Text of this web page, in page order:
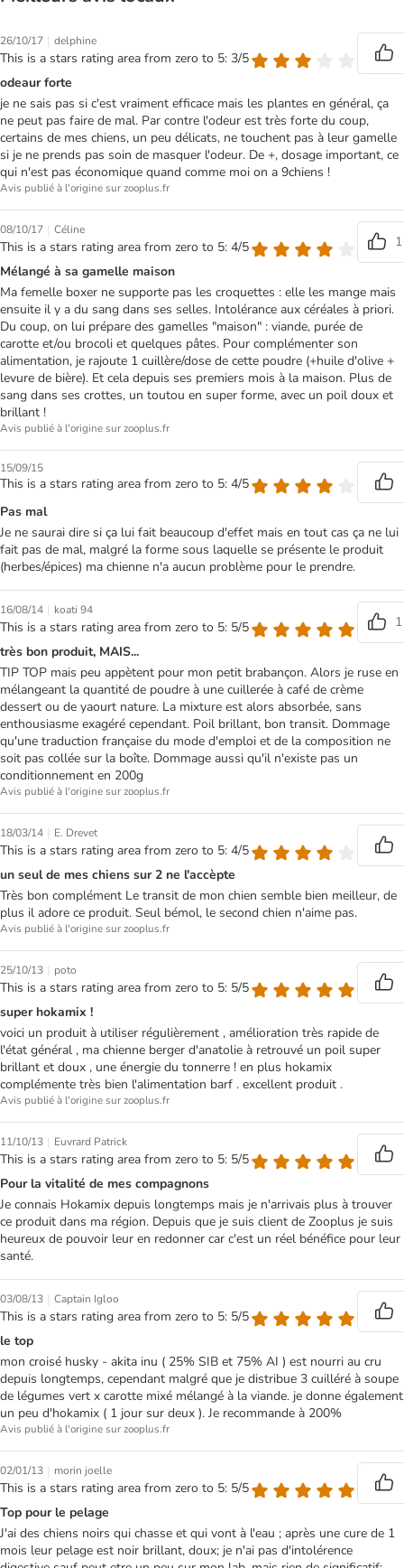
26/10/17 | delphine
This is a stars rating area from zero to 5: 3/5
odeaur forte
je ne sais pas si c'est vraiment efficace mais les plantes en général, ça
ne peut pas faire de mal. Par contre l'odeur est très forte du coup,
certains de mes chiens, un peu délicats, ne touchent pas à leur gamelle
si je ne prends pas soin de masquer l'odeur. De +, dosage important, ce
qui n'est pas économique quand comme moi on a 9chiens !
Avis publié à l'origine sur zooplus.fr
08/10/17 | Céline
This is a stars rating area from zero to 5: 4/5
1
Mélangé à sa gamelle maison
Ma femelle boxer ne supporte pas les croquettes : elle les mange mais
ensuite il y a du sang dans ses selles. Intolérance aux céréales à priori.
Du coup, on lui prépare des gamelles "maison" : viande, purée de
carotte et/ou brocoli et quelques pâtes. Pour complémenter son
alimentation, je rajoute 1 cuillère/dose de cette poudre (+huile d'olive +
levure de bière). Et cela depuis ses premiers mois à la maison. Plus de
sang dans ses crottes, un toutou en super forme, avec un poil doux et
brillant !
Avis publié à l'origine sur zooplus.fr
15/09/15
This is a stars rating area from zero to 5: 4/5
Pas mal
Je ne saurai dire si ça lui fait beaucoup d'effet mais en tout cas ça ne lui
fait pas de mal, malgré la forme sous laquelle se présente le produit
(herbes/épices) ma chienne n'a aucun problème pour le prendre.
16/08/14 | koati 94
This is a stars rating area from zero to 5: 5/5
1
très bon produit, MAIS...
TIP TOP mais peu appètent pour mon petit brabançon. Alors je ruse en
mélangeant la quantité de poudre à une cuillerée à café de crème
dessert ou de yaourt nature. La mixture est alors absorbée, sans
enthousiasme exagéré cependant. Poil brillant, bon transit. Dommage
qu'une traduction française du mode d'emploi et de la composition ne
soit pas collée sur la boîte. Dommage aussi qu'il n'existe pas un
conditionnement en 200g
Avis publié à l'origine sur zooplus.fr
18/03/14 | E. Drevet
This is a stars rating area from zero to 5: 4/5
un seul de mes chiens sur 2 ne l'accèpte
Très bon complément Le transit de mon chien semble bien meilleur, de
plus il adore ce produit. Seul bémol, le second chien n'aime pas.
Avis publié à l'origine sur zooplus.fr
25/10/13 | poto
This is a stars rating area from zero to 5: 5/5
super hokamix !
voici un produit à utiliser régulièrement , amélioration très rapide de
l'état général , ma chienne berger d'anatolie à retrouvé un poil super
brillant et doux , une énergie du tonnerre ! en plus hokamix
complémente très bien l'alimentation barf . excellent produit .
Avis publié à l'origine sur zooplus.fr
11/10/13 | Euvrard Patrick
This is a stars rating area from zero to 5: 5/5
Pour la vitalité de mes compagnons
Je connais Hokamix depuis longtemps mais je n'arrivais plus à trouver
ce produit dans ma région. Depuis que je suis client de Zooplus je suis
heureux de pouvoir leur en redonner car c'est un réel bénéfice pour leur
santé.
03/08/13 | Captain Igloo
This is a stars rating area from zero to 5: 5/5
le top
mon croisé husky - akita inu ( 25% SIB et 75% AI ) est nourri au cru
depuis longtemps, cependant malgré que je distribue 3 cuilléré à soupe
de légumes vert x carotte mixé mélangé à la viande. je donne également
un peu d'hokamix ( 1 jour sur deux ). Je recommande à 200%
Avis publié à l'origine sur zooplus.fr
02/01/13 | morin joelle
This is a stars rating area from zero to 5: 5/5
Top pour le pelage
J'ai des chiens noirs qui chasse et qui vont à l'eau ; après une cure de 1
mois leur pelage est noir brillant, doux; je n'ai pas d'intolérence